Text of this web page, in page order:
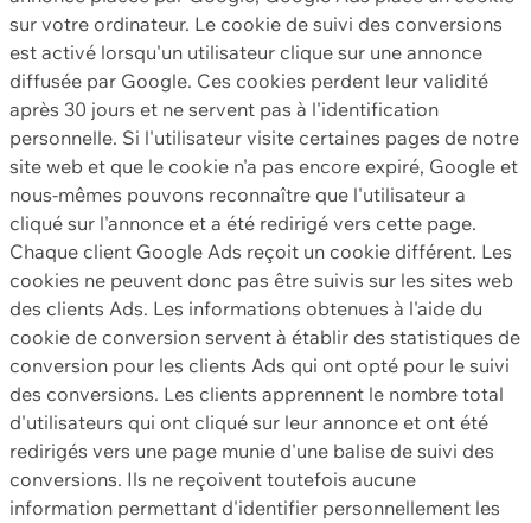
sur votre ordinateur. Le cookie de suivi des conversions
est activé lorsqu'un utilisateur clique sur une annonce
diffusée par Google. Ces cookies perdent leur validité
après 30 jours et ne servent pas à l'identification
personnelle. Si l'utilisateur visite certaines pages de notre
site web et que le cookie n'a pas encore expiré, Google et
nous-mêmes pouvons reconnaître que l'utilisateur a
cliqué sur l'annonce et a été redirigé vers cette page.
Chaque client Google Ads reçoit un cookie différent. Les
cookies ne peuvent donc pas être suivis sur les sites web
des clients Ads. Les informations obtenues à l'aide du
cookie de conversion servent à établir des statistiques de
conversion pour les clients Ads qui ont opté pour le suivi
des conversions. Les clients apprennent le nombre total
d'utilisateurs qui ont cliqué sur leur annonce et ont été
redirigés vers une page munie d'une balise de suivi des
conversions. Ils ne reçoivent toutefois aucune
information permettant d'identifier personnellement les